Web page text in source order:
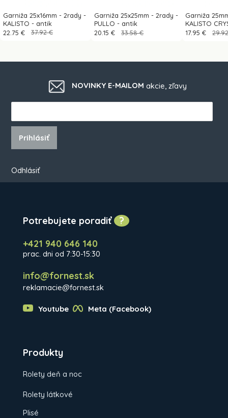
Garniža 25x16mm - 2rady -
KALISTO - antik
22.75 € 37.92 €
Garniža 25x25mm - 2rady -
PULLO - antik
20.15 € 33.58 €
Garniža
KALISTO
17.95 €
NOVINKY E-MAILOM akcie, zľavy
Prihlásiť
Odhlásiť
Potrebujete poradiť?
+421 940 646 140
prac. dni od 7:30-15:30
info@fornest.sk
reklamacie@fornest.sk
Youtube Meta (Facebook)
Produkty
Rolety deň a noc
Rolety látkové
Plisé